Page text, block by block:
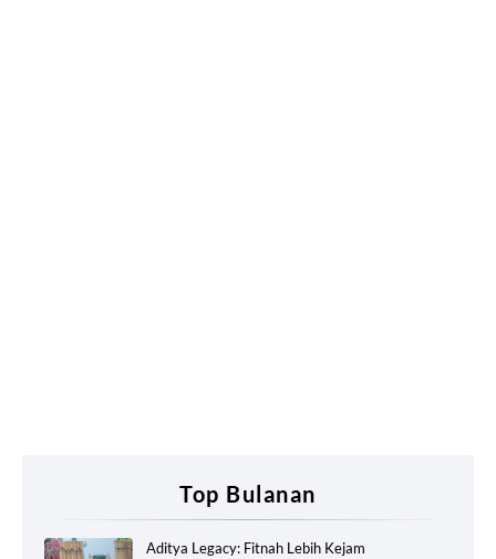
Top Bulanan
Aditya Legacy: Fitnah Lebih Kejam